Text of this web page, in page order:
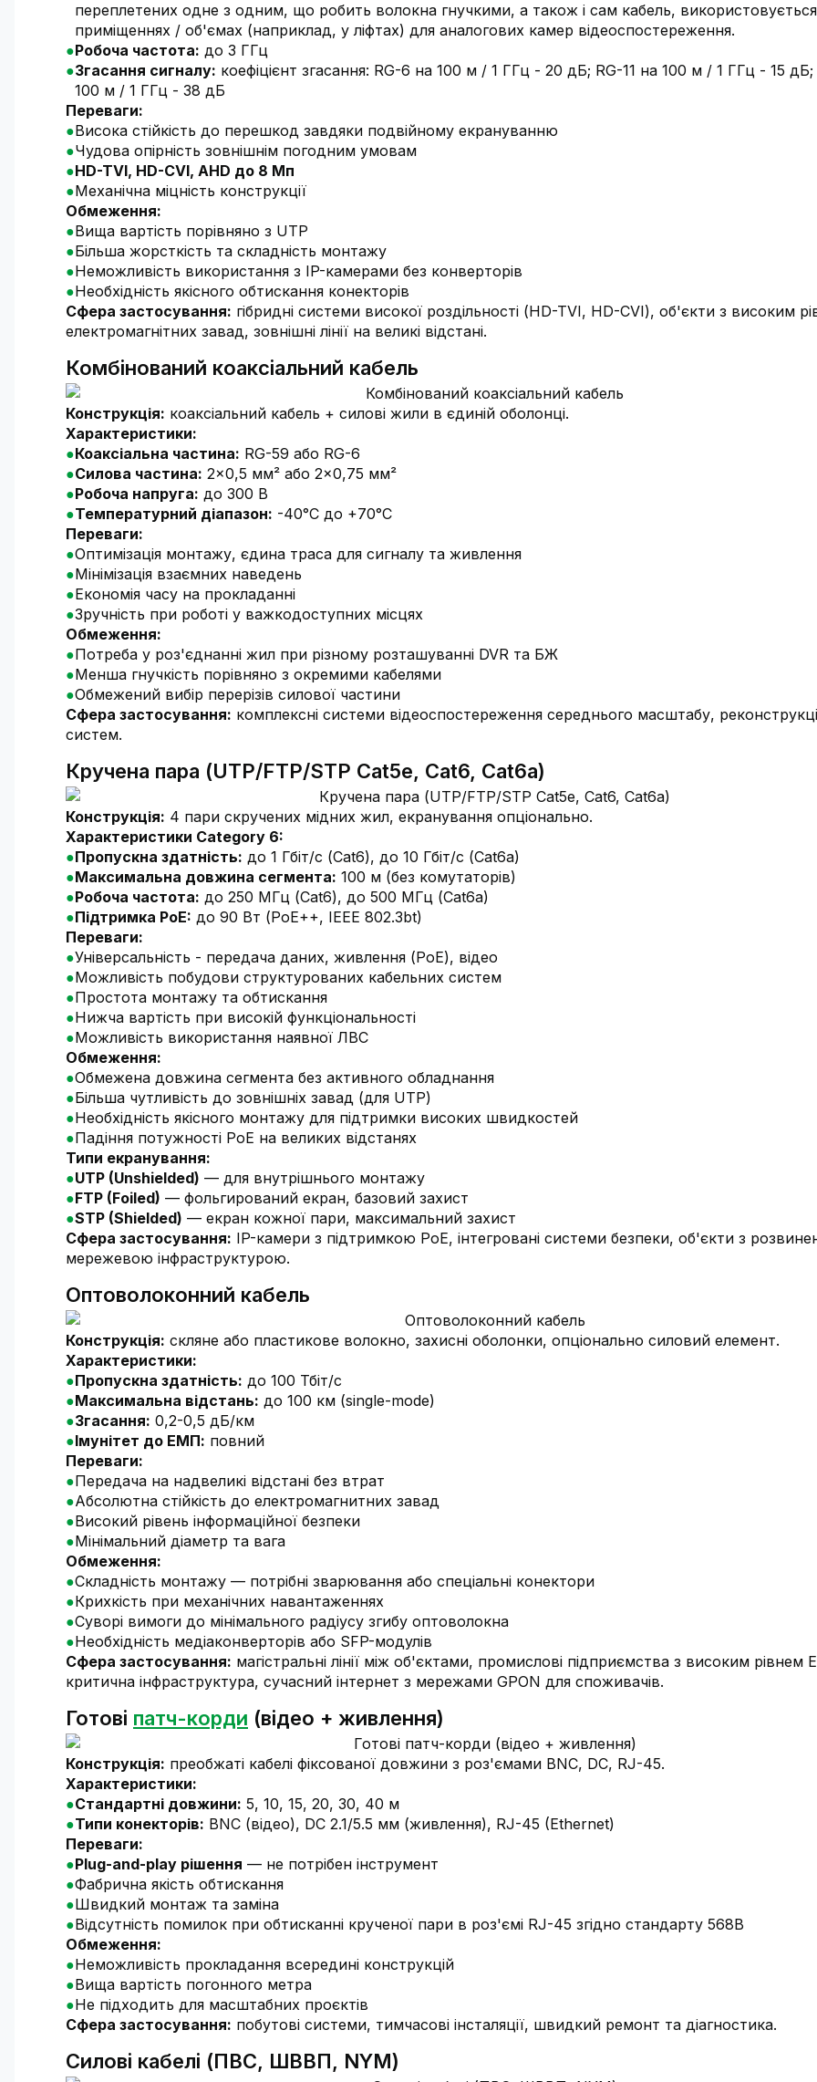
переплетених одне з одним, що робить волокна гнучкими, а також і сам кабель,
приміщеннях / об'ємах (наприклад, у ліфтах) для аналогових камер відеоспостереження.
Робоча частота: до 3 ГГц
Згасання сигналу: коефіцієнт згасання: RG-6 на 100 м / 1 ГГц - 20 дБ; RG-11 на 100 м / 1 ГГц - 15
100 м / 1 ГГц - 38 дБ
Переваги:
Висока стійкість до перешкод завдяки подвійному екрануванню
Чудова опірність зовнішнім погодним умовам
HD-TVI, HD-CVI, AHD до 8 Мп
Механічна міцність конструкції
Обмеження:
Вища вартість порівняно з UTP
Більша жорсткість та складність монтажу
Неможливість використання з IP-камерами без конверторів
Необхідність якісного обтискання конекторів
Сфера застосування: гібридні системи високої роздільності (HD-TVI, HD-CVI), об'єкти з високим
електромагнітних завад, зовнішні лінії на великі відстані.
Комбінований коаксіальний кабель
Конструкція: коаксіальний кабель + силові жили в єдиній оболонці.
Характеристики:
Коаксіальна частина: RG-59 або RG-6
Силова частина: 2×0,5 мм² або 2×0,75 мм²
Робоча напруга: до 300 В
Температурний діапазон: -40°C до +70°C
Переваги:
Оптимізація монтажу, єдина траса для сигналу та живлення
Мінімізація взаємних наведень
Економія часу на прокладанні
Зручність при роботі у важкодоступних місцях
Обмеження:
Потреба у роз'єднанні жил при різному розташуванні DVR та БЖ
Менша гнучкість порівняно з окремими кабелями
Обмежений вибір перерізів силової частини
Сфера застосування: комплексні системи відеоспостереження середнього масштабу,
систем.
Кручена пара (UTP/FTP/STP Cat5e, Cat6, Cat6a)
Конструкція: 4 пари скручених мідних жил, екранування опціонально.
Характеристики Category 6:
Пропускна здатність: до 1 Гбіт/с (Cat6), до 10 Гбіт/с (Cat6a)
Максимальна довжина сегмента: 100 м (без комутаторів)
Робоча частота: до 250 МГц (Cat6), до 500 МГц (Cat6a)
Підтримка PoE: до 90 Вт (PoE++, IEEE 802.3bt)
Переваги:
Універсальність - передача даних, живлення (PoE), відео
Можливість побудови структурованих кабельних систем
Простота монтажу та обтискання
Нижча вартість при високій функціональності
Можливість використання наявної ЛВС
Обмеження:
Обмежена довжина сегмента без активного обладнання
Більша чутливість до зовнішніх завад (для UTP)
Необхідність якісного монтажу для підтримки високих швидкостей
Падіння потужності PoE на великих відстанях
Типи екранування:
UTP (Unshielded) — для внутрішнього монтажу
FTP (Foiled) — фольгирований екран, базовий захист
STP (Shielded) — екран кожної пари, максимальний захист
Сфера застосування: IP-камери з підтримкою PoE, інтегровані системи безпеки, об'єкти з
мережевою інфраструктурою.
Оптоволоконний кабель
Конструкція: скляне або пластикове волокно, захисні оболонки, опціонально силовий елемент.
Характеристики:
Пропускна здатність: до 100 Тбіт/с
Максимальна відстань: до 100 км (single-mode)
Згасання: 0,2-0,5 дБ/км
Імунітет до ЕМП: повний
Переваги:
Передача на надвеликі відстані без втрат
Абсолютна стійкість до електромагнитних завад
Високий рівень інформаційної безпеки
Мінімальний діаметр та вага
Обмеження:
Складність монтажу — потрібні зварювання або спеціальні конектори
Крихкість при механічних навантаженнях
Суворі вимоги до мінімального радіусу згибу оптоволокна
Необхідність медіаконверторів або SFP-модулів
Сфера застосування: магістральні лінії між об'єктами, промислові підприємства з високим
критична інфраструктура, сучасний інтернет з мережами GPON для споживачів.
Готові патч-корди (відео + живлення)
Конструкція: преобжаті кабелі фіксованої довжини з роз'ємами BNC, DC, RJ-45.
Характеристики:
Стандартні довжини: 5, 10, 15, 20, 30, 40 м
Типи конекторів: BNC (відео), DC 2.1/5.5 мм (живлення), RJ-45 (Ethernet)
Переваги:
Plug-and-play рішення — не потрібен інструмент
Фабрична якість обтискання
Швидкий монтаж та заміна
Відсутність помилок при обтисканні крученої пари в роз'ємі RJ-45 згідно стандарту 568В
Обмеження:
Неможливість прокладання всередині конструкцій
Вища вартість погонного метра
Не підходить для масштабних проєктів
Сфера застосування: побутові системи, тимчасові інсталяції, швидкий ремонт та діагностика.
Силові кабелі (ПВС, ШВВП, NYM)